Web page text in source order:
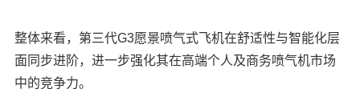
整体来看，第三代G3愿景喷气式飞机在舒适性与智能化层
面同步进阶，进一步强化其在高端个人及商务喷气机市场
中的竞争力。